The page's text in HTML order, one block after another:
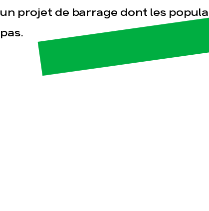
un projet de barrage dont les
pas.